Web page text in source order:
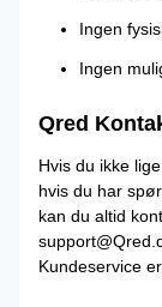
Ingen
Ingen
Qred
Hvis du ikke
hvis du har
kan du altid
Kundeservice